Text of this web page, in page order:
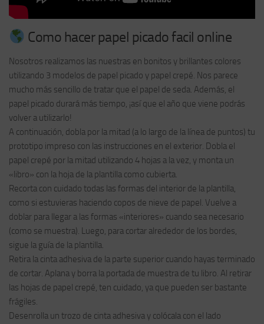
Como hacer papel picado facil online
Nosotros realizamos las nuestras en bonitos y brillantes colores
utilizando 3 modelos de papel picado y papel crepé. Nos parece
mucho más sencillo de tratar que el papel de seda. Además, el
papel picado durará más tiempo, ¡así que el año que viene podrás
volver a utilizarlo!
A continuación, dobla por la mitad (a lo largo de la línea de puntos) tu
prototipo impreso con las instrucciones en el exterior. Dobla el
papel crepé por la mitad utilizando 4 hojas a la vez, y monta un
«libro» con la hoja de la plantilla como cubierta.
Recorta con cuidado todas las formas del interior de la plantilla,
como si estuvieras haciendo copos de nieve de papel. Vuelve a
doblar para llegar a las formas «interiores» cuando sea necesario
(como se muestra). Luego, para cortar alrededor de los bordes,
sigue la guía de la plantilla.
Retira la cinta adhesiva de la parte superior cuando hayas terminado
de cortar. Aplana y borra la portada de muestra de tu libro. Al retirar
las hojas de papel crepé, ten cuidado, ya que pueden ser bastante
frágiles.
Desenrolla un trozo de cinta adhesiva y colócala con el lado